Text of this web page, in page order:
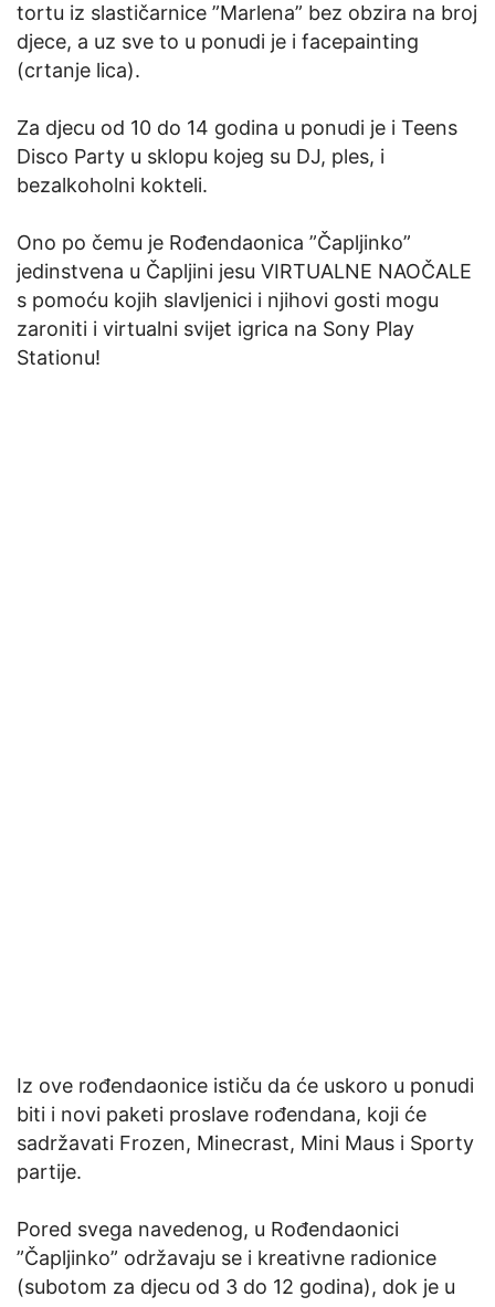
tortu iz slastičarnice ”Marlena” bez obzira na broj
djece, a uz sve to u ponudi je i facepainting
(crtanje lica).
Za djecu od 10 do 14 godina u ponudi je i Teens
Disco Party u sklopu kojeg su DJ, ples, i
bezalkoholni kokteli.
Ono po čemu je Rođendaonica ”Čapljinko”
jedinstvena u Čapljini jesu VIRTUALNE NAOČALE
s pomoću kojih slavljenici i njihovi gosti mogu
zaroniti i virtualni svijet igrica na Sony Play
Stationu!
Iz ove rođendaonice ističu da će uskoro u ponudi
biti i novi paketi proslave rođendana, koji će
sadržavati Frozen, Minecrast, Mini Maus i Sporty
partije.
Pored svega navedenog, u Rođendaonici
”Čapljinko” održavaju se i kreativne radionice
(subotom za djecu od 3 do 12 godina), dok je u